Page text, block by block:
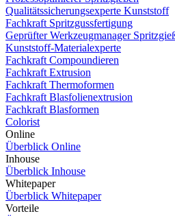
Qualitätssicherungsexperte Kunststoff
Fachkraft Spritzgussfertigung
Geprüfter Werkzeugmanager
Kunststoff-Materialexperte
Fachkraft Compoundieren
Fachkraft Extrusion
Fachkraft Thermoformen
Fachkraft Blasfolienextrusion
Fachkraft Blasformen
Colorist
Online
Überblick Online
Inhouse
Überblick Inhouse
Whitepaper
Überblick Whitepaper
Vorteile